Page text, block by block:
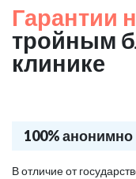
Гарантии
тройным
клинике
100% анонимно
В отличие от